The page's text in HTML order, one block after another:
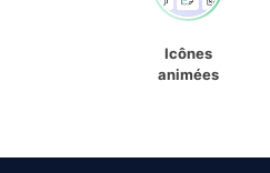
Icônes
animées